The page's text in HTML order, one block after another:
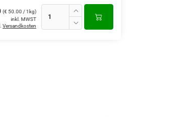
(€ 50.00 / 1kg)
inkl. MWST
Versandkosten